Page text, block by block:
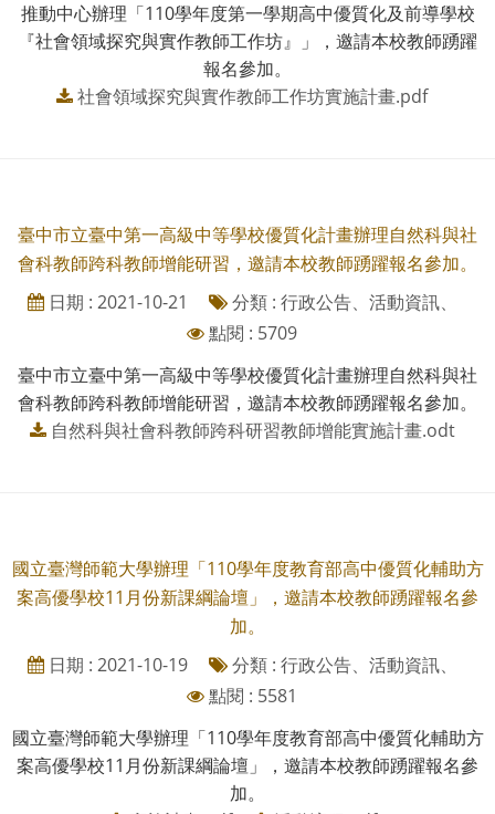
推動中心辦理「110學年度第一學期高中優質化及前導學校
『社會領域探究與實作教師工作坊』」，邀請本校教師踴躍
報名參加。
社會領域探究與實作教師工作坊實施計畫.pdf
臺中市立臺中第一高級中等學校優質化計畫辦理自然科與社
會科教師跨科教師增能研習，邀請本校教師踴躍報名參加。
日期 : 2021-10-21
分類 : 行政公告、活動資訊、
點閱 : 5709
臺中市立臺中第一高級中等學校優質化計畫辦理自然科與社
會科教師跨科教師增能研習，邀請本校教師踴躍報名參加。
自然科與社會科教師跨科研習教師增能實施計畫.odt
國立臺灣師範大學辦理「110學年度教育部高中優質化輔助方
案高優學校11月份新課綱論壇」，邀請本校教師踴躍報名參
加。
日期 : 2021-10-19
分類 : 行政公告、活動資訊、
點閱 : 5581
國立臺灣師範大學辦理「110學年度教育部高中優質化輔助方
案高優學校11月份新課綱論壇」，邀請本校教師踴躍報名參
加。